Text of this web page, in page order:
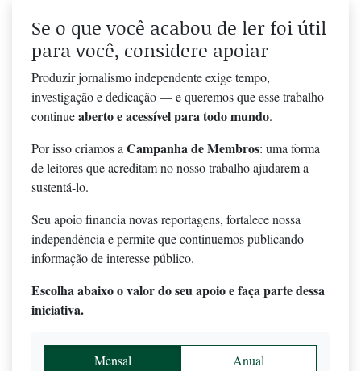
Se o que você acabou de ler foi útil
para você, considere apoiar
Produzir jornalismo independente exige tempo,
investigação e dedicação — e queremos que esse trabalho
continueaberto e acessível para todo mundo.
Por isso criamos aCampanha de Membros: uma forma
de leitores que acreditam no nosso trabalho ajudarem a
sustentá-lo.
Seu apoio financia novas reportagens, fortalece nossa
independência e permite que continuemos publicando
informação de interesse público.
Escolha abaixo o valor do seu apoio e faça parte dessa
iniciativa.
Mensal Anual